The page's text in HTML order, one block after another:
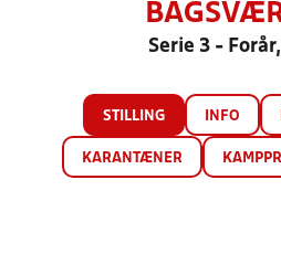
Serie 3 -
STILLING INFO
KARANTÆNER